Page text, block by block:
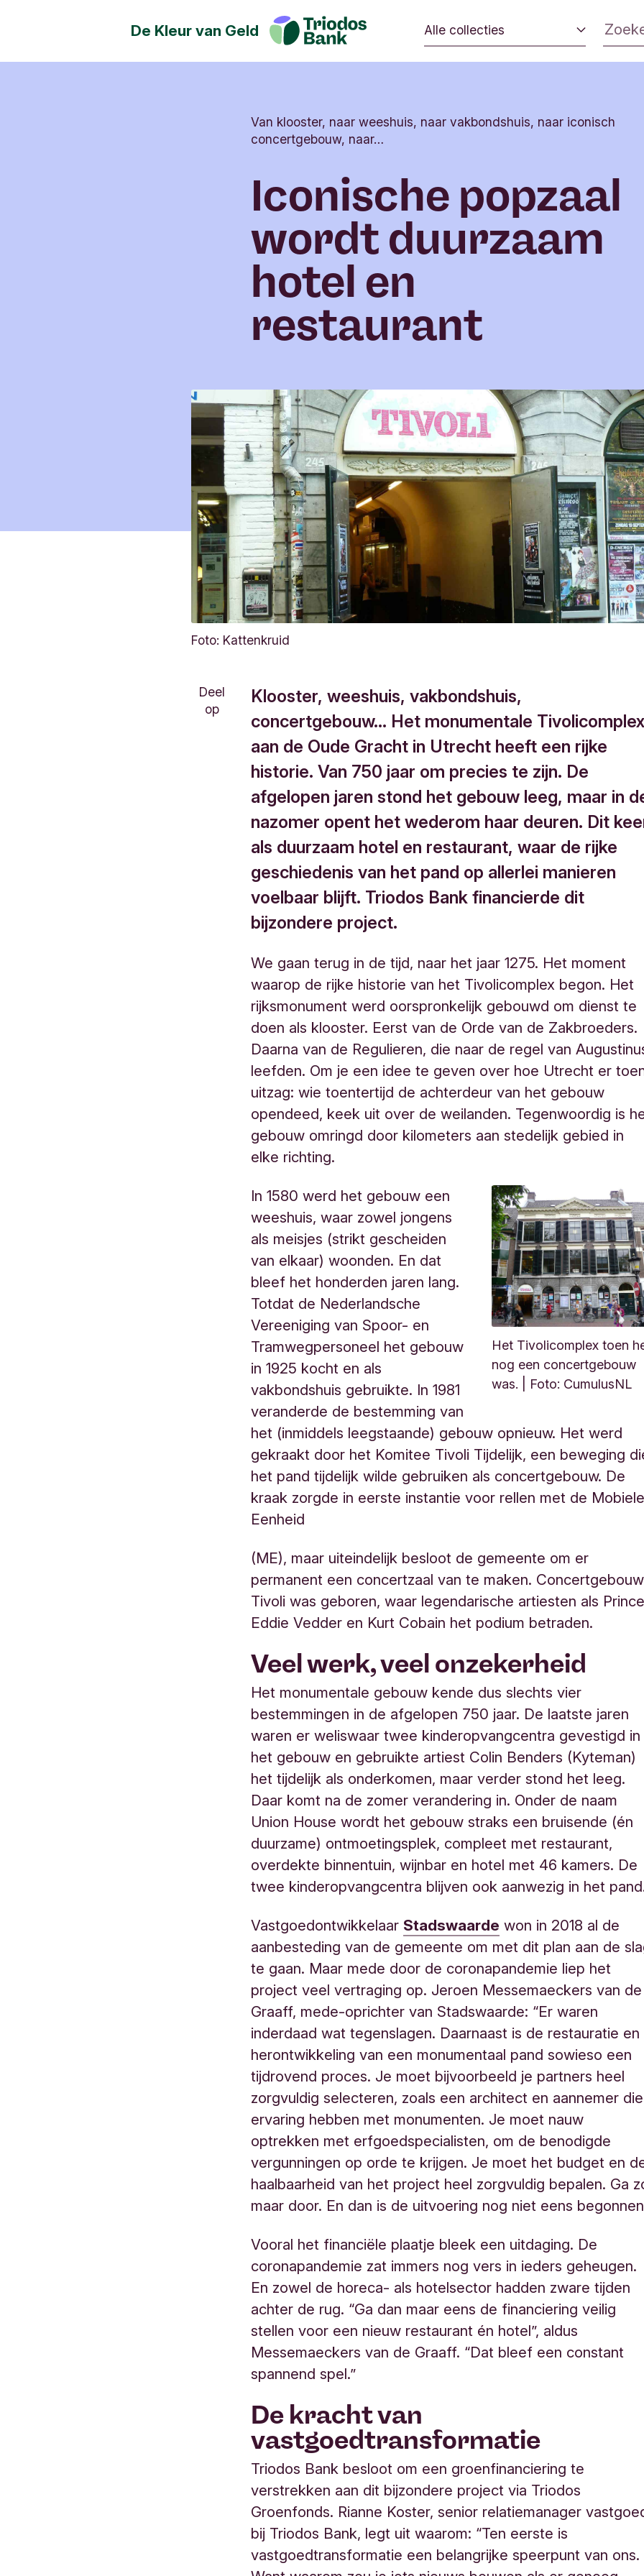
De Kleur van Geld Alle collecties
Geld kan de wereld positief veranderen.
Eerlijk eten
Van ik naar wij
Van klooster, naar weeshuis, naar vakbondshuis, naar iconisch
concertgebouw, naar…
Iconische popzaal
wordt duurzaam
hotel en
restaurant
Foto: Kattenkruid
Deel
op
Klooster, weeshuis, vakbondshuis,
concertgebouw… Het monumentale Tivolicomplex
aan de Oude Gracht in Utrecht heeft een rijke
historie. Van 750 jaar om precies te zijn. De
afgelopen jaren stond het gebouw leeg, maar in
nazomer opent het wederom haar deuren. Dit
als duurzaam hotel en restaurant, waar de rijke
geschiedenis van het pand op allerlei manieren
voelbaar blijft. Triodos Bank financierde dit
bijzondere project.
We gaan terug in de tijd, naar het jaar 1275. Het moment
waarop de rijke historie van het Tivolicomplex begon. Het
rijksmonument werd oorspronkelijk gebouwd om dienst te
doen als klooster. Eerst van de Orde van de Zakbroeders.
Daarna van de Regulieren, die naar de regel van
leefden. Om je een idee te geven over hoe Utrecht er
uitzag: wie toentertijd de achterdeur van het gebouw
opendeed, keek uit over de weilanden. Tegenwoordig is
gebouw omringd door kilometers aan stedelijk gebied in
elke richting.
Het Tivolicomplex toen
nog een concertgebouw
was. | Foto: CumulusNL
In 1580 werd het gebouw een
weeshuis, waar zowel jongens
als meisjes (strikt gescheiden
van elkaar) woonden. En dat
bleef het honderden jaren lang.
Totdat de Nederlandsche
Vereeniging van Spoor- en
Tramwegpersoneel het gebouw
in 1925 kocht en als
vakbondshuis gebruikte. In 1981
veranderde de bestemming van
het (inmiddels leegstaande) gebouw opnieuw. Het werd
gekraakt door het Komitee Tivoli Tijdelijk, een beweging
het pand tijdelijk wilde gebruiken als concertgebouw. De
kraak zorgde in eerste instantie voor rellen met de Mobiele
Eenheid
(ME), maar uiteindelijk besloot de gemeente om er
permanent een concertzaal van te maken. Concertgebouw
Tivoli was geboren, waar legendarische artiesten als
Eddie Vedder en Kurt Cobain het podium betraden.
Veel werk, veel onzekerheid
Het monumentale gebouw kende dus slechts vier
bestemmingen in de afgelopen 750 jaar. De laatste jaren
waren er weliswaar twee kinderopvangcentra gevestigd in
het gebouw en gebruikte artiest Colin Benders (Kyteman)
het tijdelijk als onderkomen, maar verder stond het leeg.
Daar komt na de zomer verandering in. Onder de naam
Union House wordt het gebouw straks een bruisende (én
duurzame) ontmoetingsplek, compleet met restaurant,
overdekte binnentuin, wijnbar en hotel met 46 kamers. De
twee kinderopvangcentra blijven ook aanwezig in het
Vastgoedontwikkelaar Stadswaarde won in 2018 al de
aanbesteding van de gemeente om met dit plan aan de
te gaan. Maar mede door de coronapandemie liep het
project veel vertraging op. Jeroen Messemaeckers van de
Graaff, mede-oprichter van Stadswaarde: “Er waren
inderdaad wat tegenslagen. Daarnaast is de restauratie en
herontwikkeling van een monumentaal pand sowieso een
tijdrovend proces. Je moet bijvoorbeeld je partners heel
zorgvuldig selecteren, zoals een architect en aannemer die
ervaring hebben met monumenten. Je moet nauw
optrekken met erfgoedspecialisten, om de benodigde
vergunningen op orde te krijgen. Je moet het budget en
haalbaarheid van het project heel zorgvuldig bepalen. Ga
maar door. En dan is de uitvoering nog niet eens
Vooral het financiële plaatje bleek een uitdaging. De
coronapandemie zat immers nog vers in ieders geheugen.
En zowel de horeca- als hotelsector hadden zware tijden
achter de rug. “Ga dan maar eens de financiering veilig
stellen voor een nieuw restaurant én hotel”, aldus
Messemaeckers van de Graaff. “Dat bleef een constant
spannend spel.”
De kracht van
vastgoedtransformatie
Triodos Bank besloot om een groenfinanciering te
verstrekken aan dit bijzondere project via Triodos
Groenfonds. Rianne Koster, senior relatiemanager
bij Triodos Bank, legt uit waarom: “Ten eerste is
vastgoedtransformatie een belangrijke speerpunt van ons.